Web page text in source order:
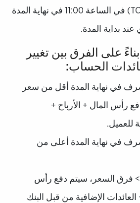
المركزي التركي (TCMB) في الساعة 11:00 في نهاية المدة
بداية المدة.
على الفرق بين تغيير
الحساب:
في نهاية المدة أقل من سعر
رأس المال + الأرباح +
للعميل.
في نهاية المدة أعلى من
> فرق السعر، سيتم دفع رأس
العائدات الإضافية من قبل البنك